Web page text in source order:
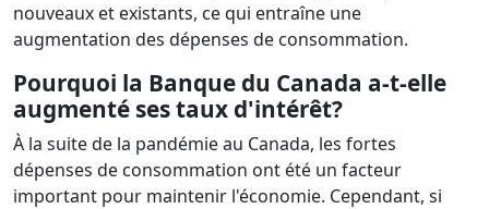
nouveaux et existants, ce qui entraîne une
augmentation des dépenses de consommation.
Pourquoi la Banque du Canada a-t-elle
augmenté ses taux d'intérêt?
À la suite de la pandémie au Canada, les fortes
dépenses de consommation ont été un facteur
important pour maintenir l'économie. Cependant, si